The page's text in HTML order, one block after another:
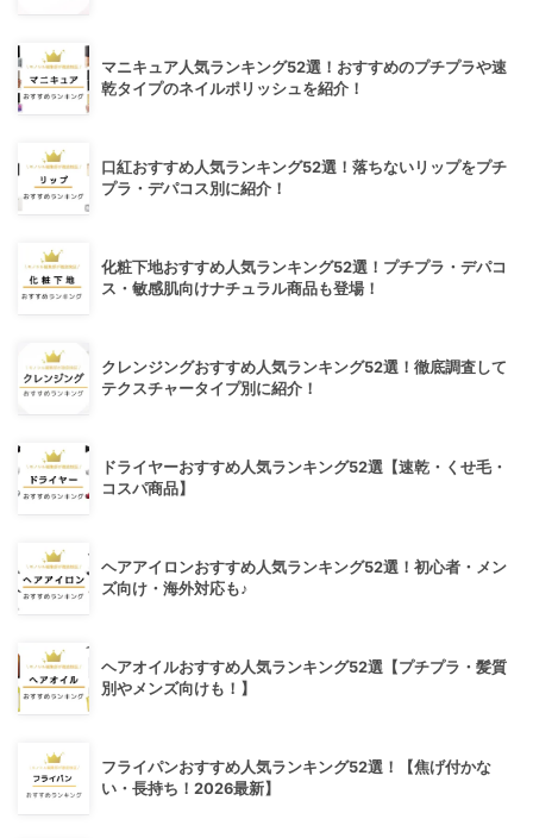
マニキュア人気ランキング52選！おすすめのプチプラや速
乾タイプのネイルポリッシュを紹介！
口紅おすすめ人気ランキング52選！落ちないリップをプチ
プラ・デパコス別に紹介！
化粧下地おすすめ人気ランキング52選！プチプラ・デパコ
ス・敏感肌向けナチュラル商品も登場！
クレンジングおすすめ人気ランキング52選！徹底調査して
テクスチャータイプ別に紹介！
ドライヤーおすすめ人気ランキング52選【速乾・くせ毛・
コスパ商品】
ヘアアイロンおすすめ人気ランキング52選！初心者・メン
ズ向け・海外対応も♪
ヘアオイルおすすめ人気ランキング52選【プチプラ・髪質
別やメンズ向けも！】
フライパンおすすめ人気ランキング52選！【焦げ付かな
い・長持ち！2026最新】